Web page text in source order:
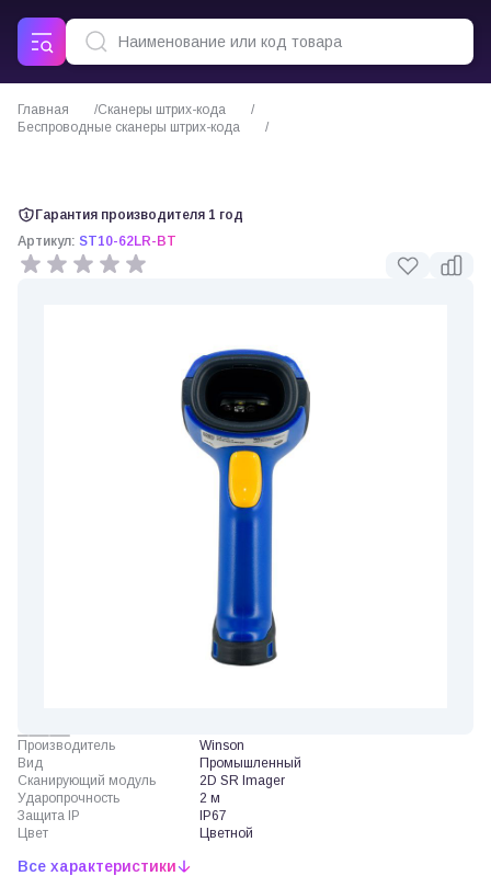
Главная
Сканеры штрих-кода
Беспроводные сканеры штрих-кода
Гарантия производителя 1 год
Артикул: ST10-62LR-BT
Производитель
Winson
Вид
Промышленный
Сканирующий модуль
2D SR Imager
Ударопрочность
2 м
Защита IP
IP67
Цвет
Цветной
Все характеристики